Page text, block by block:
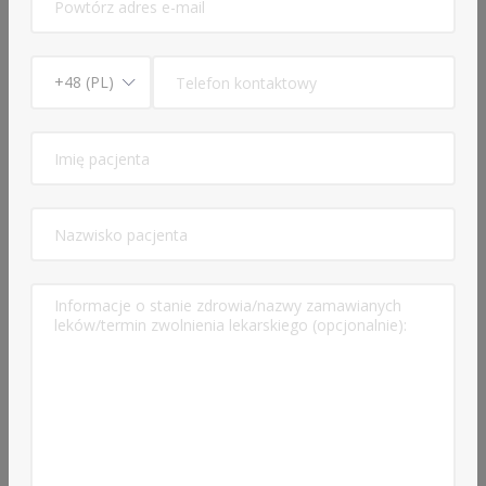
osób powyżej 70. roku życia (zalecana wizyta
kobiet w ciąży (zalecana wizyta stacjonarna).
powyższymi zasadami, opłata nie podlega zwrotowi.
obowiązujące przepisy prawne: